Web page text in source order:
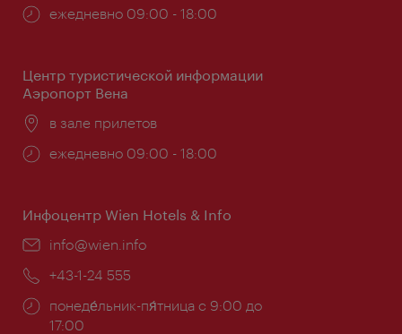
Часы
ежедневно 09:00 - 18:00
Центр туристической информации
Аэропорт Вена
Расположение:
в зале прилетов
Часы
ежедневно 09:00 - 18:00
Инфоцентр Wien Hotels & Info
Эл.
info@wien.info
Телефон:
+43-1-24 555
Часы
работы:
понеде́льник-пя́тница с 9:00 до
17:00